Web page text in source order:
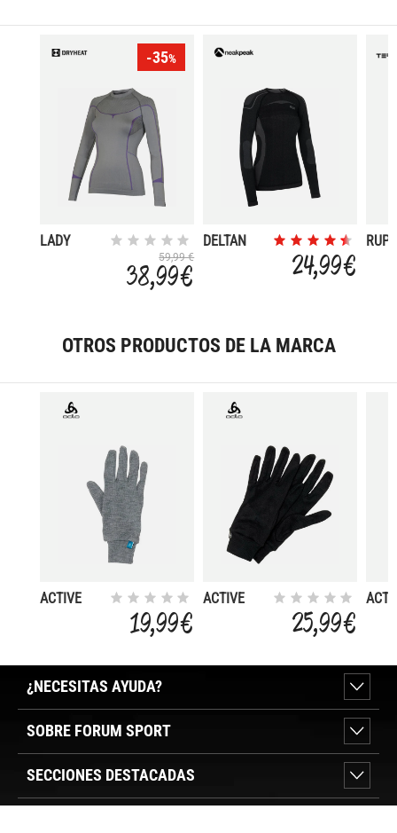
-35%
LADY
59,99 €
38,99 €
DELTAN
24,99 €
OTROS PRODUCTOS DE LA MARCA
ACTIVE
19,99 €
ACTIVE
25,99 €
¿NECESITAS AYUDA?
SOBRE FORUM SPORT
SECCIONES DESTACADAS